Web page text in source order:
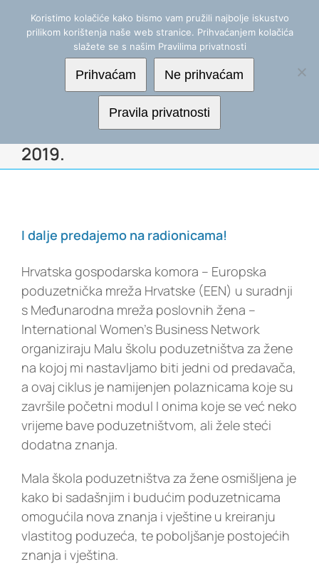
+(385) 1 488 2555 | info@mereor.hr
Napredni modul Male škole
poduzetništva za žene – listopad
2019.
I dalje predajemo na radionicama!
Hrvatska gospodarska komora – Europska
poduzetnička mreža Hrvatske (EEN) u suradnji
s Međunarodna mreža poslovnih žena –
International Women’s Business Network
organiziraju Malu školu poduzetništva za žene
na kojoj mi nastavljamo biti jedni od predavača,
a ovaj ciklus je namijenjen polaznicama koje su
završile početni modul I onima koje se već neko
vrijeme bave poduzetništvom, ali žele steći
dodatna znanja.
Mala škola poduzetništva za žene osmišljena je
kako bi sadašnjim i budućim poduzetnicama
omogućila nova znanja i vještine u kreiranju
vlastitog poduzeća, te poboljšanje postojećih
znanja i vještina.
Koristimo kolačiće kako bismo vam pružili najbolje iskustvo
prilikom korištenja naše web stranice. Prihvaćanjem kolačića
slažete se s našim Pravilima privatnosti
Prihvaćam Ne prihvaćam
Pravila privatnosti